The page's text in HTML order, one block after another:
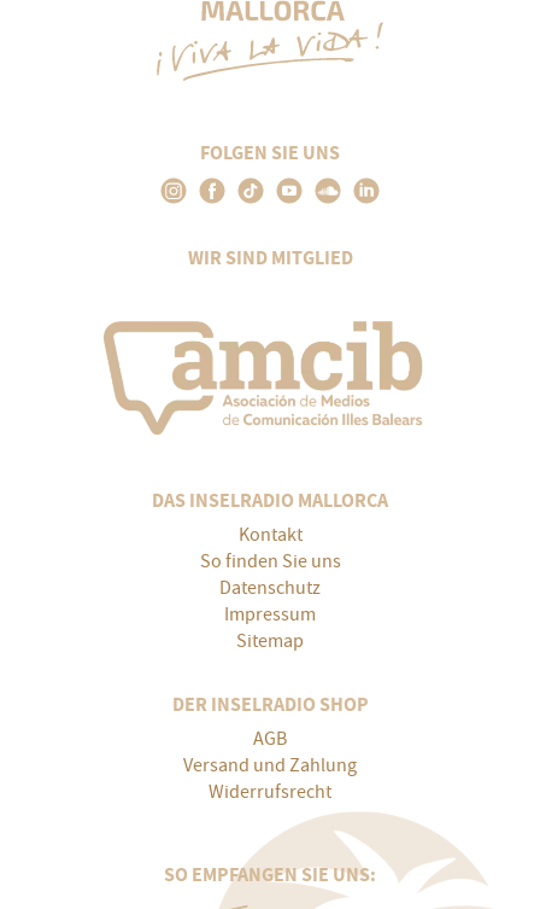
FOLGEN SIE UNS
WIR SIND MITGLIED
DAS INSELRADIO MALLORCA
Kontakt
So finden Sie uns
Datenschutz
Impressum
Sitemap
DER INSELRADIO SHOP
AGB
Versand und Zahlung
Widerrufsrecht
SO EMPFANGEN SIE UNS: